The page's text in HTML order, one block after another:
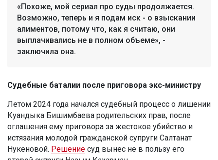
«Похоже, мой сериал про суды продолжается.
Возможно, теперь и я подам иск - о взыскании
алиментов, потому что, как я считаю, они
выплачивались не в полном объеме», -
заключила она.
Судебные баталии после приговора экс-министру
Летом 2024 года начался судебный процесс о лишении
Куандыка Бишимбаева родительских прав, после
оглашения ему приговора за жестокое убийство и
истязания молодой гражданской супруги Салтанат
Нукеновой. Решение суд вынес не в пользу его